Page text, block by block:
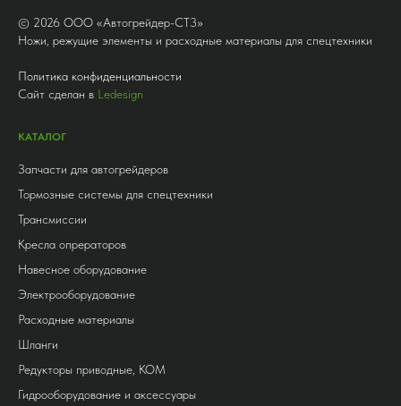
© 2026 ООО «Автогрейдер-СТ3»
Ножи, режущие элементы и расходные материалы для спецтехники
Политика конфиденциальности
Сайт сделан в Ledesign
КАТАЛОГ
Запчасти для автогрейдеров
Тормозные системы для спецтехники
Трансмиссии
Кресла опрераторов
Навесное оборудование
Электрооборудование
Расходные материалы
Шланги
Редукторы приводные, КОМ
Гидрооборудование и аксессуары